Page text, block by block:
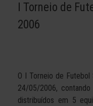
I Torneio de
2006
O I Torneio de
24/05/2006,
distribuídos em 5